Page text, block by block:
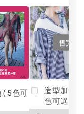
(5色可
售完
造型加分
色可選)